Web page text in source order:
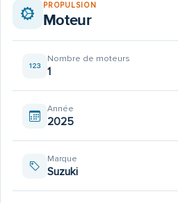
PROPULSION
Moteur
Nombre de moteurs
1
Année
2025
Marque
Suzuki